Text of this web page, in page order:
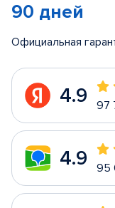
90 дней
Официальная
4.9 97
4.9 95